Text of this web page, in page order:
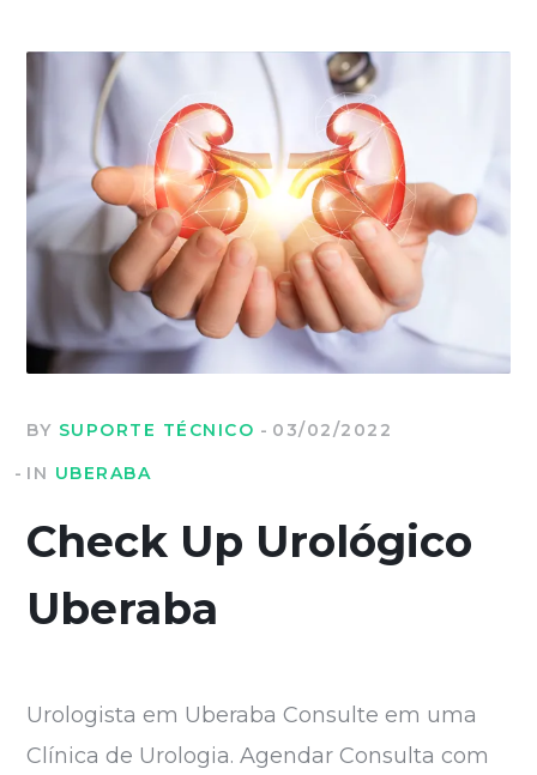
BY SUPORTE TÉCNICO
03/02/2022
IN UBERABA
Check Up Urológico
Uberaba
Urologista em Uberaba Consulte em uma
Clínica de Urologia. Agendar Consulta com